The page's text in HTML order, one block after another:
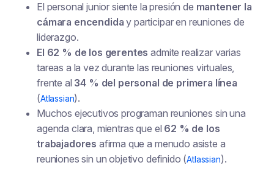
El personal junior siente la presión de mantener la
cámara encendida y participar en reuniones de
liderazgo.
El 62 % de los gerentes admite realizar varias
tareas a la vez durante las reuniones virtuales,
frente al 34 % del personal de primera línea
(Atlassian).
Muchos ejecutivos programan reuniones sin una
agenda clara, mientras que el 62 % de los
trabajadores afirma que a menudo asiste a
reuniones sin un objetivo definido (Atlassian).